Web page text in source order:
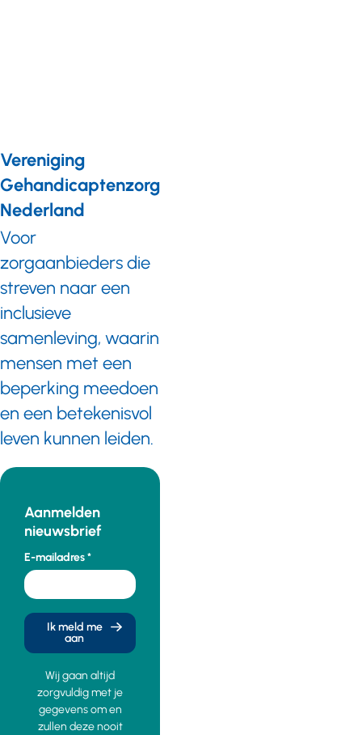
Vereniging
Gehandicaptenzorg
Nederland
Voor
zorgaanbieders die
streven naar een
inclusieve
samenleving, waarin
mensen met een
beperking meedoen
en een betekenisvol
leven kunnen leiden.
Aanmelden
nieuwsbrief
E-mailadres
Ik meld me
aan
Wij gaan altijd
zorgvuldig met je
gegevens om en
zullen deze nooit